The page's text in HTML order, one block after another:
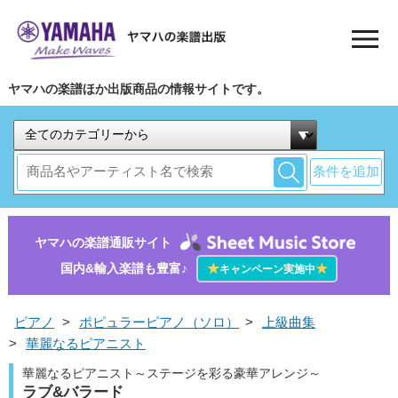
ヤマハの楽譜ほか出版商品の情報サイトです。
条件を追加
ヤマハの楽譜通販サイト
国内&輸入楽譜も豊富♪
★キャンペーン実施中★
ピアノ > ポピュラーピアノ（ソロ） >
上級曲集
>
華麗なるピアニスト
華麗なるピアニスト～ステージを彩る豪華アレンジ～
ラブ&バラード